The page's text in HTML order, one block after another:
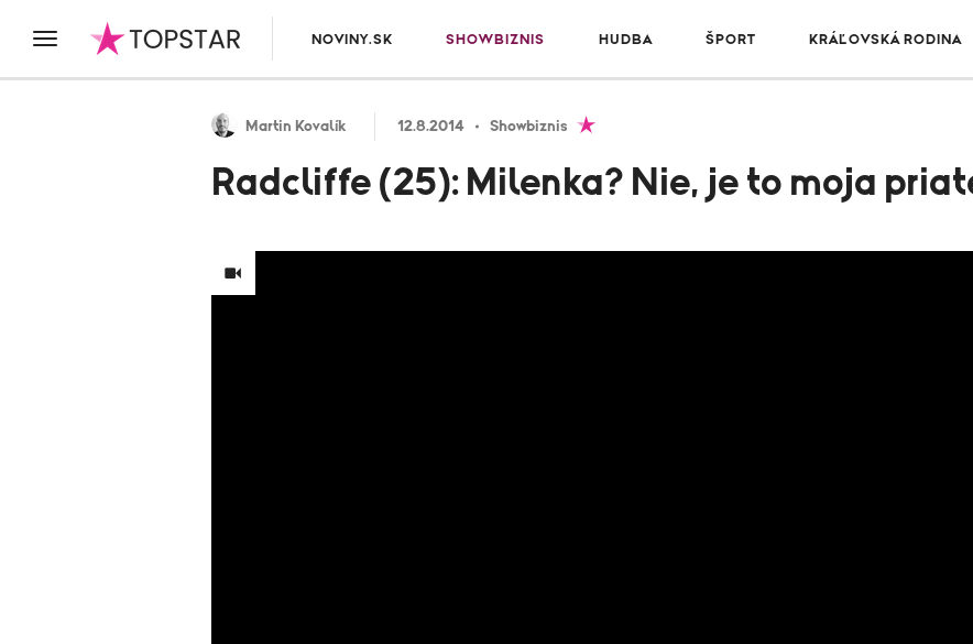
NOVINY.SK SHOWBIZNIS HUDBA ŠPORT KRÁĽOVSKÁ RODINA
Martin Kovalík 12.8.2014 Showbiznis
Radcliffe (25): Milenka? Nie, je to moja